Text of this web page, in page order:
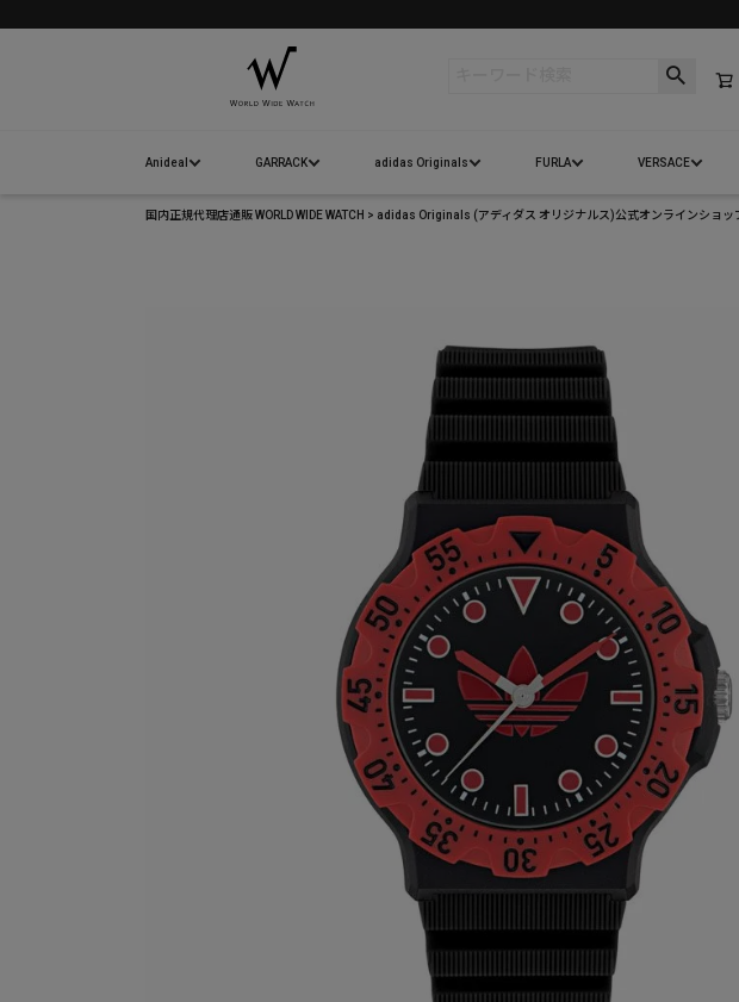
Anideal GARRACK adidas Originals FURLA VERSACE
国内正規代理店通販 WORLD WIDE WATCH adidas Originals (アディダス オリジナルス)公式オンラインショッ